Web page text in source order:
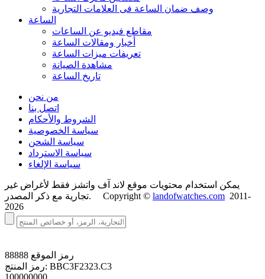
وصف ضمان الساعة فی العلامات التجارية
الساعة
مقاطع فيديو عن الساعات
أخبار ومقالات الساعة
تعريفات ميزات الساعة
مشاهدة الصيانة
تاريخ الساعة
من نحن
اتصل بنا
الشروط والأحكام
سياسة الخصوصية
سياسة الشحن
سياسة الاسترداد
سياسة الإلغاء
يمكن استخدام محتويات موقع لاند آف واتشز فقط لأغراض غير
تجارية مع ذكر المصدر. Copyright © landofwatches.com 2011-
2026
رمز الموقع 88888
رمز المنتج: BBC3F2323.C3
100000000